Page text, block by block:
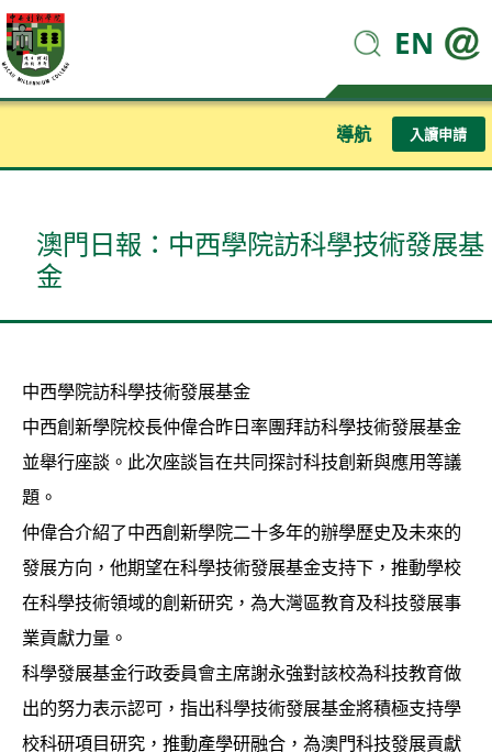
EN
導航 入讀申請
澳門日報：中西學院訪科學技術發展基
金
中西學院訪科學技術發展基金
中西創新學院校長仲偉合昨日率團拜訪科學技術發展基金
並舉行座談。此次座談旨在共同探討科技創新與應用等議
題。
仲偉合介紹了中西創新學院二十多年的辦學歷史及未來的
發展方向，他期望在科學技術發展基金支持下，推動學校
在科學技術領域的創新研究，為大灣區教育及科技發展事
業貢獻力量。
科學發展基金行政委員會主席謝永強對該校為科技教育做
出的努力表示認可，指出科學技術發展基金將積極支持學
校科研項目研究，推動產學研融合，為澳門科技發展貢獻